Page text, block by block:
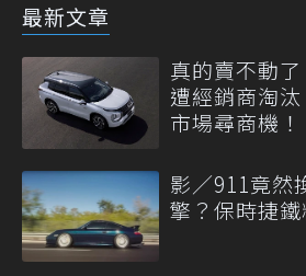
最新文章
真的賣不動
遭經銷商淘
市場尋商機！
影／911竟然
擎？保時捷鐵